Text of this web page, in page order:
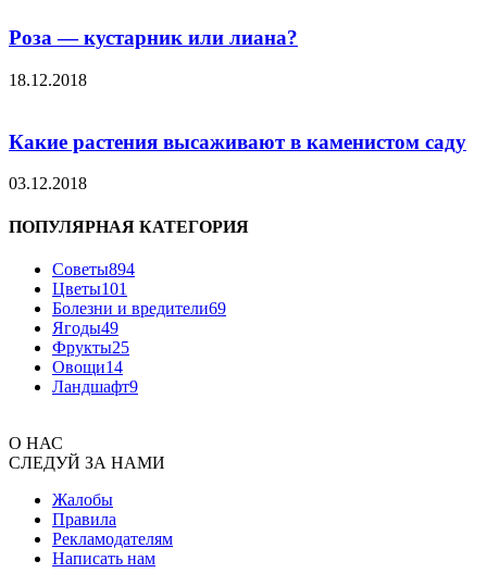
Роза — кустарник или лиана?
18.12.2018
Какие растения высаживают в каменистом саду
03.12.2018
ПОПУЛЯРНАЯ КАТЕГОРИЯ
Советы894
Цветы101
Болезни и вредители69
Ягоды49
Фрукты25
Овощи14
Ландшафт9
О НАС
СЛЕДУЙ ЗА НАМИ
Жалобы
Правила
Рекламодателям
Написать нам